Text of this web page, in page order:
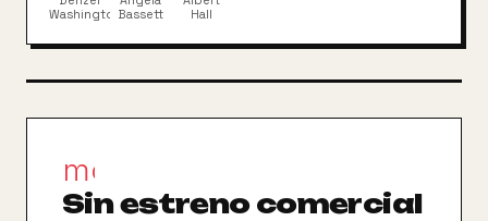
movimiento de liberación de la comunidad negra
norteamericana.
WashingtonBassett
Hall
movie_filter
Sin estreno comercial